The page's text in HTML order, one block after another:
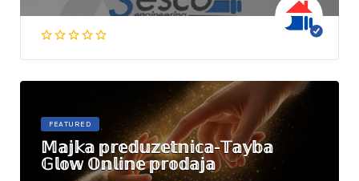
FEATURED
𝕄𝕒𝕛𝕜𝕒 𝕡𝕣𝕖𝕕𝕦𝕫𝕖𝕥𝕟𝕚𝕔𝕒-𝕋𝕒𝕪𝕓𝕒
𝔾𝕝𝕠𝕨 𝕆𝕟𝕝𝕚𝕟𝕖 𝕡𝕣𝕠𝕕𝕒𝕛𝕒